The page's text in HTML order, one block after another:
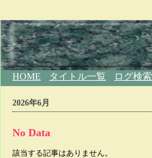
HOME タイトル一覧 ログ検索
2026年6月
No Data
該当する記事はありません。